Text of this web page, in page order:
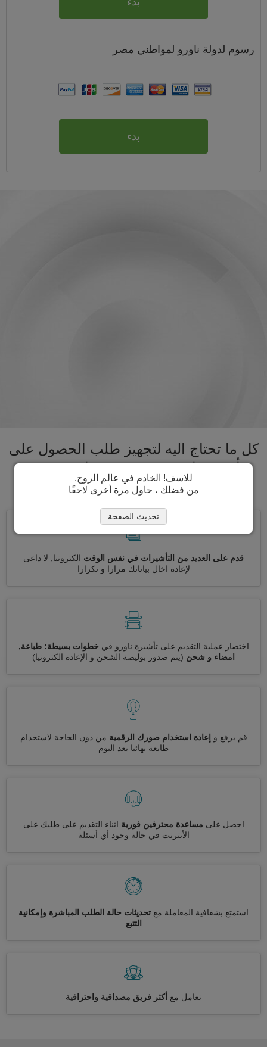
رسوم لدولة ناورو لمواطني مصر
بدء
كل ما تحتاج اليه لتجهيز طلب الحصول على
تأشيرة ناورو تحت سقف واحد. تسريع
عملية الحصول على تأشيرة ناورو
قدم على العديد من التأشيرات في نفس الوقت الكترونيا, لا داعى
لإعادة اخال بياناتك مرارا و تكرارا
اختصار عملية التقديم على تأشيرة ناورو في خطوات بسيطة: طباعة,
امضاء و شحن (يتم صدور بوليصة الشحن و الإعادة الكترونيا)
قم برفع و إعادة استخدام صورك الرقمية من دون الحاجة لاستخدام
طابعة نهائيا بعد اليوم
احصل على مساعدة محترفين فورية اثناء التقديم على طلبك على
الأنترنت في حالة وجود أي أسئلة
استمتع بشفافية المعاملة مع تحديثات حالة الطلب المباشرة وإمكانية
التتبع
تعامل مع أكثر فريق مصداقية واحترافية
للاسف! الخادم في عالم الروح.
من فضلك ، حاول مرة أخرى لاحقًا
تحديث الصفحة